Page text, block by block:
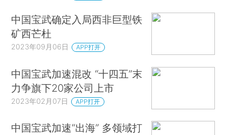
中国宝武确定入局西非巨型铁
矿西芒杜
2023年09月06日 APP打开
中国宝武加速混改 “十四五”末
力争旗下20家公司上市
2023年02月07日 APP打开
中国宝武加速“出海” 多领域打